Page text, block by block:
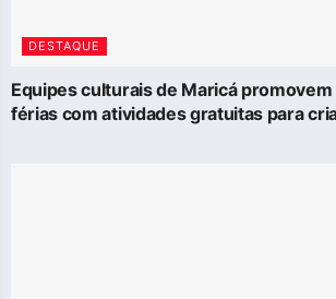
DESTAQUE
Equipes culturais de Maricá
férias com atividades gratuitas para